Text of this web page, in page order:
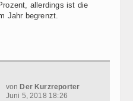
allerdings ist die
Jahr begrenzt.
von Der Kurzreporter
Juni 5, 2018 18:26